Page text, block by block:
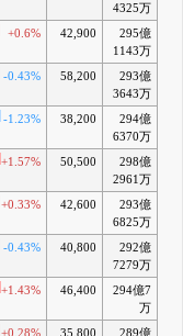
4325万
+0.6% 42,900
295億
1143万
-0.43% 58,200
293億
3643万
-1.23% 38,200
294億
6370万
+1.57% 50,500
298億
2961万
+0.33% 42,600
293億
6825万
-0.43% 40,800
292億
7279万
+1.43% 46,400
294億7
万
+0.28% 35,800
289億